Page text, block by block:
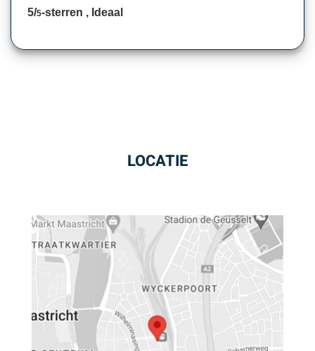
5/5-sterren , Ideaal
LOCATIE